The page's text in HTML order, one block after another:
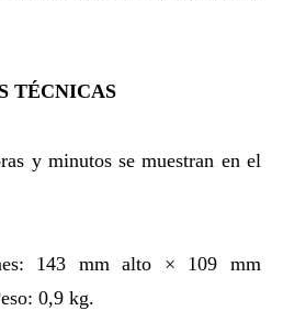
TÉCNICAS
y minutos se muestran en el
143 mm alto × 109 mm
0,9 kg.